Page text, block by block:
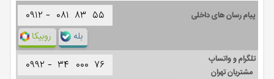
پیام رسان های داخلی ۰۹۱۲ - ۰۸۱ ۸۳ ۵۵
روبیکا بله
تلگرام و واتساپ
مشتریان تهران
۰۹۹۲ - ۳۴ ۰۰۰ ۷۶